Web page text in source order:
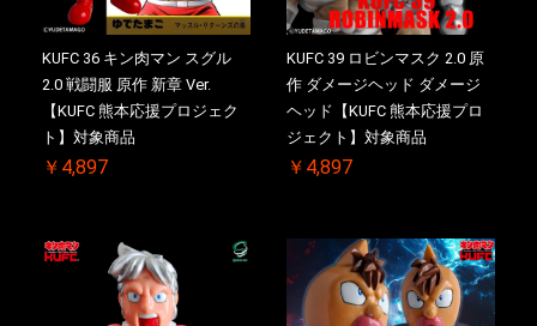
KUFC 36 キン肉マン スグル
2.0 戦闘服 原作 新章 Ver.
【KUFC 熊本応援プロジェク
ト】対象商品
￥4,897
KUFC 39 ロビンマスク 2.0 原
作 ダメージヘッド ダメージ
ヘッド【KUFC 熊本応援プロ
ジェクト】対象商品
￥4,897